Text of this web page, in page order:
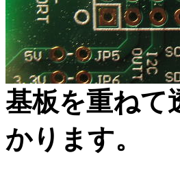
基板を重ねて
かります。